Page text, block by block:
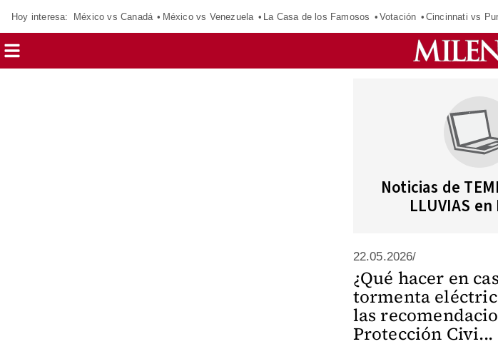
Hoy interesa: México vs Canadá México vs Venezuela La Casa de los Famosos Votación Cincinnati vs
Noticias de
LLUVIAS
22.05.2026/
¿Qué hacer en
tormenta
las
Protección Civi...